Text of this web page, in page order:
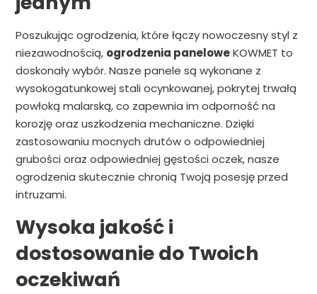
Poszukując ogrodzenia, które łączy nowoczesny styl z
niezawodnością, ogrodzenia paneloweKOWMET to
doskonały wybór. Nasze panele są wykonane z
wysokogatunkowej stali ocynkowanej, pokrytej trwałą
powłoką malarską, co zapewnia im odporność na
korozję oraz uszkodzenia mechaniczne. Dzięki
zastosowaniu mocnych drutów o odpowiedniej
grubości oraz odpowiedniej gęstości oczek, nasze
ogrodzenia skutecznie chronią Twoją posesję przed
intruzami.
Wysoka jakość i
dostosowanie do Twoich
oczekiwań